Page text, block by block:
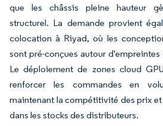
que les châssis pleine hauteur
structurel. La demande provient
colocation à Riyad, où les
sont pré-conçues autour d'empreintes
Le déploiement de zones cloud
renforcer les commandes en
maintenant la compétitivité des prix
dans les stocks des distributeurs.